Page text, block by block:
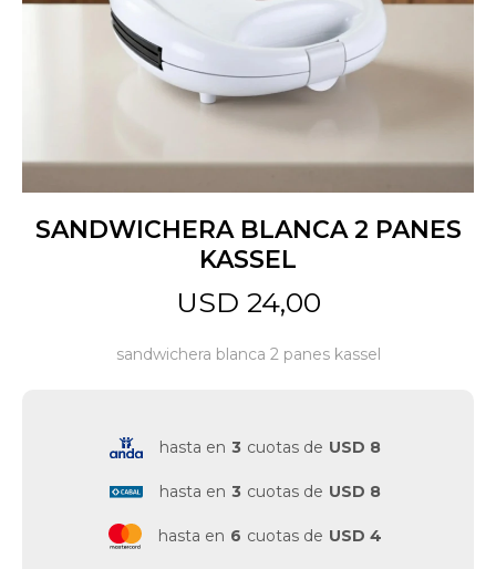
SANDWICHERA BLANCA 2 PANES
KASSEL
USD 24,00
sandwichera blanca 2 panes kassel
hasta en 3 cuotas de USD 8
hasta en 3 cuotas de USD 8
hasta en 6 cuotas de USD 4
Jardín y Aire Libre
Juguetes y artículos para bebé
Gastronomía